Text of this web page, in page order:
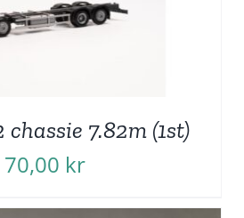
chassie 7.82m (1st)
70,00 kr